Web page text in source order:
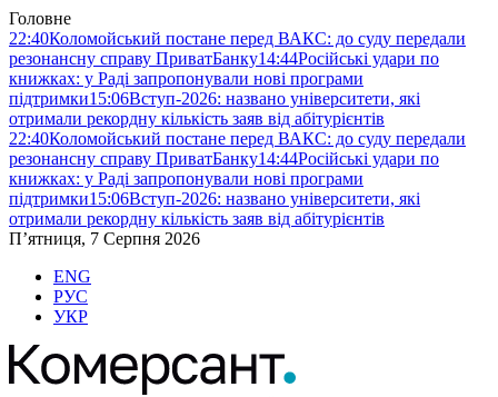
Головне
22:40Коломойський постане перед ВАКС: до суду передали
резонансну справу ПриватБанку14:44Російські удари по
книжках: у Раді запропонували нові програми
підтримки15:06Вступ-2026: названо університети, які
отримали рекордну кількість заяв від абітурієнтів
22:40Коломойський постане перед ВАКС: до суду передали
резонансну справу ПриватБанку14:44Російські удари по
книжках: у Раді запропонували нові програми
підтримки15:06Вступ-2026: названо університети, які
отримали рекордну кількість заяв від абітурієнтів
П’ятниця, 7 Серпня 2026
ENG
РУС
УКР